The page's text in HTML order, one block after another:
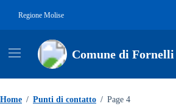
Regione Molise
Comune di Fornelli
Home / Punti di contatto / Page 4